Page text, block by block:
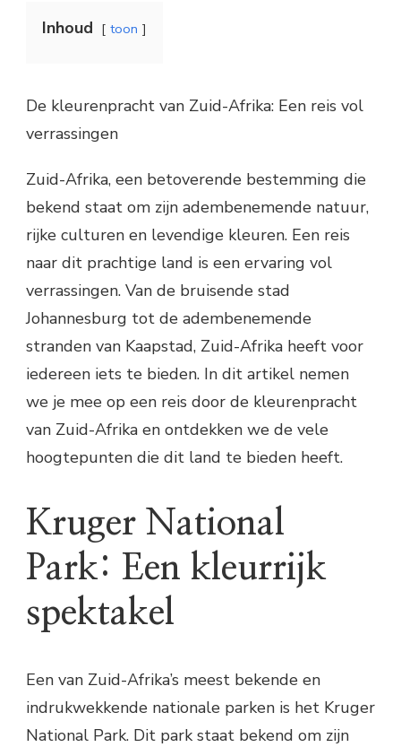
Inhoud toon
De kleurenpracht van Zuid-Afrika: Een reis vol
verrassingen
Zuid-Afrika, een betoverende bestemming die
bekend staat om zijn adembenemende natuur,
rijke culturen en levendige kleuren. Een reis
naar dit prachtige land is een ervaring vol
verrassingen. Van de bruisende stad
Johannesburg tot de adembenemende
stranden van Kaapstad, Zuid-Afrika heeft voor
iedereen iets te bieden. In dit artikel nemen
we je mee op een reis door de kleurenpracht
van Zuid-Afrika en ontdekken we de vele
hoogtepunten die dit land te bieden heeft.
Kruger National
Park: Een kleurrijk
spektakel
Een van Zuid-Afrika’s meest bekende en
indrukwekkende nationale parken is het Kruger
National Park. Dit park staat bekend om zijn